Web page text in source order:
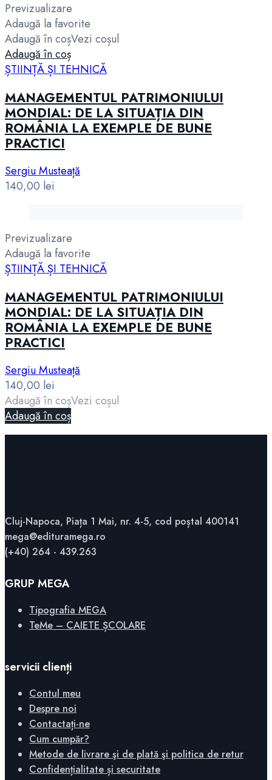
Previzualizare
Adaugă la favorite
Adaugă în coșVezi coșul
Adaugă în coș
ȘTIINȚĂ ȘI TEHNICĂ
MANAGEMENTUL PATRIMONIULUI
MONDIAL: DE LA SITUAȚIA DIN
ROMÂNIA LA EXEMPLE DE BUNE
PRACTICI
Sergiu Musteață
140,00 lei
Previzualizare
Adaugă la favorite
ȘTIINȚĂ ȘI TEHNICĂ
MANAGEMENTUL PATRIMONIULUI
MONDIAL: DE LA SITUAȚIA DIN
ROMÂNIA LA EXEMPLE DE BUNE
PRACTICI
Sergiu Musteață
140,00 lei
Adaugă în coșVezi coșul
Adaugă în coș
Cluj-Napoca, Piața 1 Mai, nr. 4-5, cod poștal 400141
mega@edituramega.ro
(+40) 264 - 439.263
GRUP MEGA
Tipografia MEGA
TeMe – CAIETE ȘCOLARE
servicii clienți
Contul meu
Despre noi
Contactați-ne
Cum cumpăr?
Metode de livrare şi de plată şi politica de retur
Confidențialitate și securitate